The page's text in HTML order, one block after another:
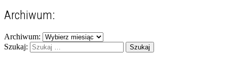
Archiwum:
Archiwum:
Szukaj: